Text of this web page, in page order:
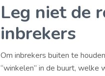
Leg niet de
inbrekers
Om inbrekers buiten te
“winkelen” in de buurt, welke